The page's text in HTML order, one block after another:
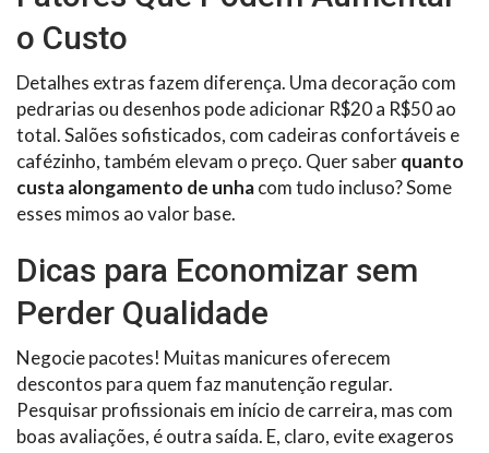
o Custo
Detalhes extras fazem diferença. Uma decoração com
pedrarias ou desenhos pode adicionar R$20 a R$50 ao
total. Salões sofisticados, com cadeiras confortáveis e
cafézinho, também elevam o preço. Quer saberquanto
custa alongamento de unhacom tudo incluso? Some
esses mimos ao valor base.
Dicas para Economizar sem
Perder Qualidade
Negocie pacotes! Muitas manicures oferecem
descontos para quem faz manutenção regular.
Pesquisar profissionais em início de carreira, mas com
boas avaliações, é outra saída. E, claro, evite exageros